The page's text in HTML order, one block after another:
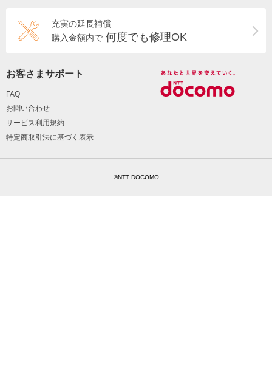
充実の延長補償
購入金額内で 何度でも修理OK
お客さまサポート
FAQ
お問い合わせ
サービス利用規約
特定商取引法に基づく表示
©NTT DOCOMO